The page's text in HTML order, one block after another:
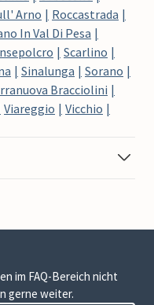
Arno
Roccastrada
In Val Di Pesa
Scarlino
Sinalunga
Sorano
Bracciolini
Viareggio
Vicchio
im FAQ-Bereich nicht
gerne weiter.